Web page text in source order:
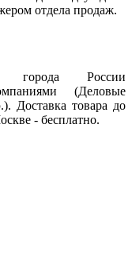
отдела продаж.
города России
(Деловые
Доставка товара до
- бесплатно.